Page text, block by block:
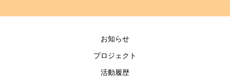
お知らせ
プロジェクト
活動履歴